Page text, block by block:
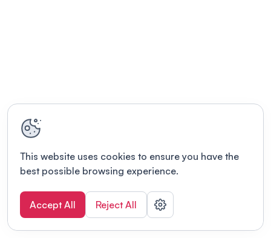
This website uses cookies to ensure you have the
best possible browsing experience.
Accept All Reject All